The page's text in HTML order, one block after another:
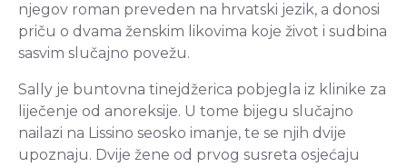
njegov roman preveden na hrvatski jezik, a donosi
priču o dvama ženskim likovima koje život i sudbina
sasvim slučajno povežu.
Sally je buntovna tinejdžerica pobjegla iz klinike za
liječenje od anoreksije. U tome bijegu slučajno
nailazi na Lissino seosko imanje, te se njih dvije
upoznaju. Dvije žene od prvog susreta osjećaju